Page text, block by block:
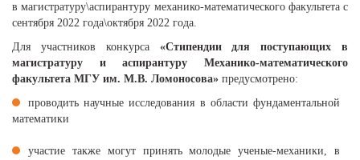
в магистратуру\аспирантуру механико-математического факультета с
сентября 2022 года\октября 2022 года.
Для участников конкурса «Стипендии для поступающих в
магистратуру и аспирантуру Механико-математического
факультета МГУ им. М.В. Ломоносова» предусмотрено:
проводить научные исследования в области фундаментальной
математики
участие также могут принять молодые ученые-механики, в